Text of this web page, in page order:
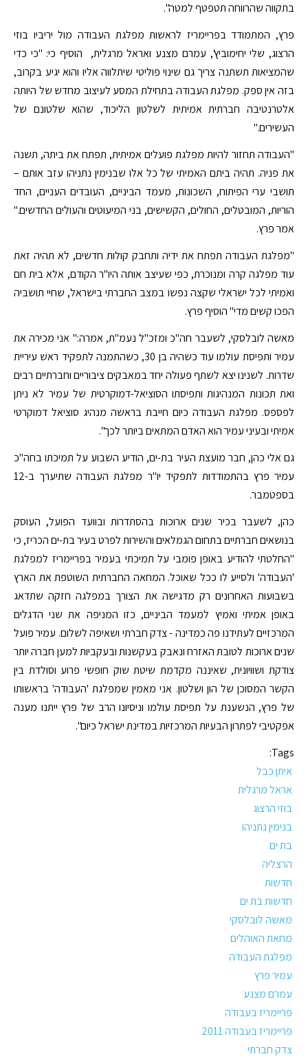
בתקווה שהרווחה תטפטף למטה".
פרץ, המתמודד בפריימריז לראשות מפלגת העבודה מול יריביו בוזי
הרצוג, שלי יחימוביץ', עמרם מצנע ואראל מרגלית, הוסיף כי: "כי כדי
שהמציאות תשתנה צריך גם שינוי פוליטי שיתלווה אליו והוא יגיע בקרוב,
בזה אין ספק. מפלגת העבודה בתחילת המסע לעיצוב מחדש של היותה
אלטרנטיבה חברתית אמיתית לשלטון הליכוד, שהוא שלטונם של
העשירים."
"העבודה תחזור להיות מפלגת פועלים אמיתית, תפתח את ביתה, תשנה
את פניה. תהיה ביתם האמיתי של כל אלו שבנימין נתניהו עזב אותם –
תושבי ערי הפיתוח, השכונות, מעמד הביניים, העובדים העניים, החד
הוריות, המובטלים, החולים, הקשישים, בני המיעוטים והעולים החדשים."
אמר פרץ.
"מפלגת העבודה תפתח את ידיה ותחבק קולות חדשים, לא תהיה זאת
עוד מפלגה קרה ומנוכרת, כפי שעיצב אותה היו"ר הקודם, אלא בית חם
ואמיתי לכל ישראלי שקצה נפשו במצב החברתי בישראל, שחיי תושביה
הפכו קשים מדי" הוסיף פרץ.
מאשה לובלסקי, לשעבר חה"כ ומזכ"ל נעמ"ת, אמרה:" אני מכירה את
עמיר ותפיסת עולמו עוד כשהיה בן 30, כשהתמנה לתפקיד ראש עיריית
שדרות. לשנינו יצא לשתף פעולה יחד במאבקים ציבוריים וחברתיים רבים
ואת תכונות המנהיגות ותפיסתו הסוציאל-דמוקרטית של עמיר לא ניתן
לפספס. מפלגת העבודה כיום חייבת בראשה מנהיג סוציאל דמוקרטי
אמיתי ובעיני עמיר הוא האדם המתאים ביותר לכך".
גם אלי כהן, חבר מועצת העיר בת-ים, הודיע השבוע על תמיכתו בחה"כ
עמיר פרץ בהתמודדות לתפקיד יו"ר מפלגת העבודה שתיערך ב-12
בספטמבר.
כהן, לשעבר בכיר שנים ארוכות בהסתדרות ובוועד הפועל, העוסק
בנושאים חברתיים בתחום הגמלאים והשירות לפרט בעיר בת-ים הכריז, כי
"החלטתי להודיע באופן פומבי על תמיכתי בעמיר בפריימריז למפלגת
'העבודה' ולסייע לו ככל שאוכל. המחאה החברתית השוטפת את הארץ
בשבועות האחרונים רק מדגישה את הצורך במפלגה חזקה שתדאג
באופן אמיתי ואמיץ למעמד הביניים, כזו המניפה את שני הדגלים
המרכזיים לעתידנו פה כמדינה - צדק חברתי ושאיפה לשלום. עמיר פועל
שנים ארוכות לטובת האזרח ונאבק בעקשנות ובעקביות למען חברה יותר
צודקת ושוויונית, שאיננה מקדמת שיטת שוק חופשי פרוע וסולדת בין
הקשר המסוכן של הון ושלטון. אני מאמין שמפלגת 'העבודה' בראשותו
של פרץ, הנשענת על תפיסת עולמו וניסיונו הרב של פרץ ייתנו מענה
אפקטיבי לפתרון הבעיות המרכזיות במדינת ישראל כיום".
Tags:
איתן כבל
אראל מרגלית
בוזי הרצוג
בנימין נתניהו
בת ים
הרצליה
חדשות
חדשות בת ים
מאשה לובלסקי
מחאת האוהלים
מפלגת העבודה
עמיר פרץ
עמרם מצנע
פריימריז בעבודה
פריימריז בעבודה 2011
צדק חברתי